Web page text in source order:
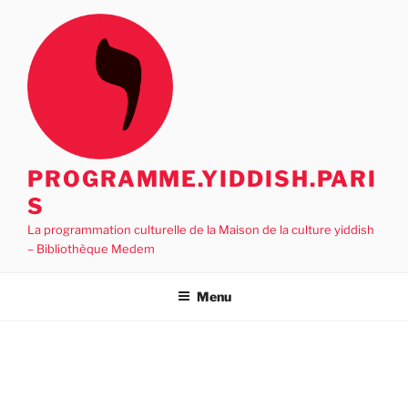
contenu
principal
PROGRAMME.YIDDISH.PARI
S
La programmation culturelle de la Maison de la culture yiddish
– Bibliothèque Medem
Menu